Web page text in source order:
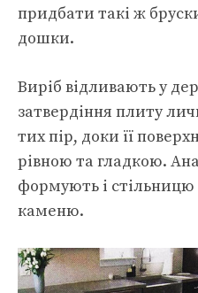
придбати такі ж
дошки.
Виріб відливають у
затвердіння плиту
тих пір, доки її
рівною та гладкою.
формують і стільницю
каменю.